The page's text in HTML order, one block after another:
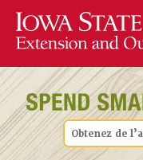
Obtenez de